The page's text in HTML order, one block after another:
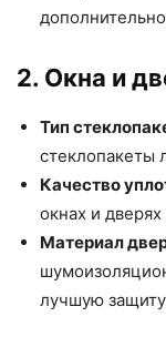
2. Окна и
Тип
стеклопакеты
Качество
окнах и
Материал
лучшую